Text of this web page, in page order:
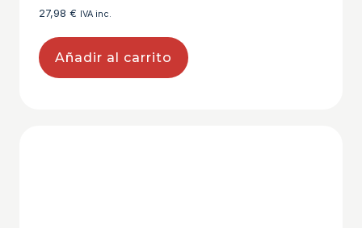
27,98 € IVA inc.
Añadir al carrito